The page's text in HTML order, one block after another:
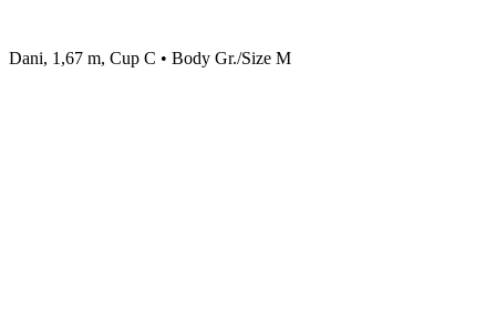
Dani, 1,67 m, Cup C • Body Gr./Size M